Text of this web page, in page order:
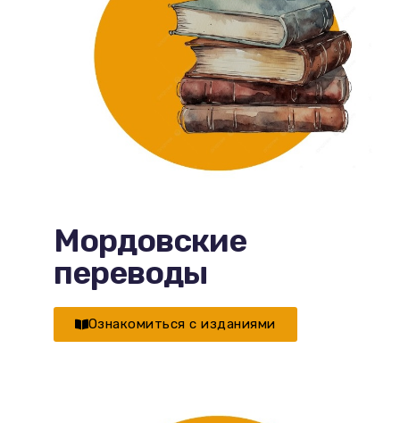
Мордовские
переводы
Ознакомиться с изданиями